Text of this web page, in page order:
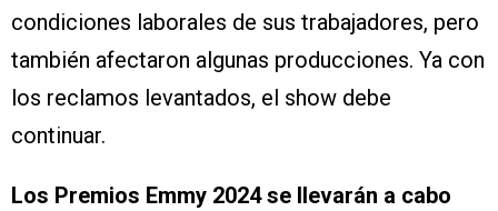
condiciones laborales de sus trabajadores, pero
también afectaron algunas producciones. Ya con
los reclamos levantados, el show debe
continuar.
Los Premios Emmy 2024 se llevarán a cabo